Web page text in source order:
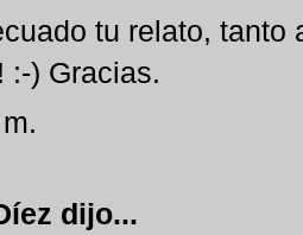
tu relato, tanto
:-) Gracias.
dijo...